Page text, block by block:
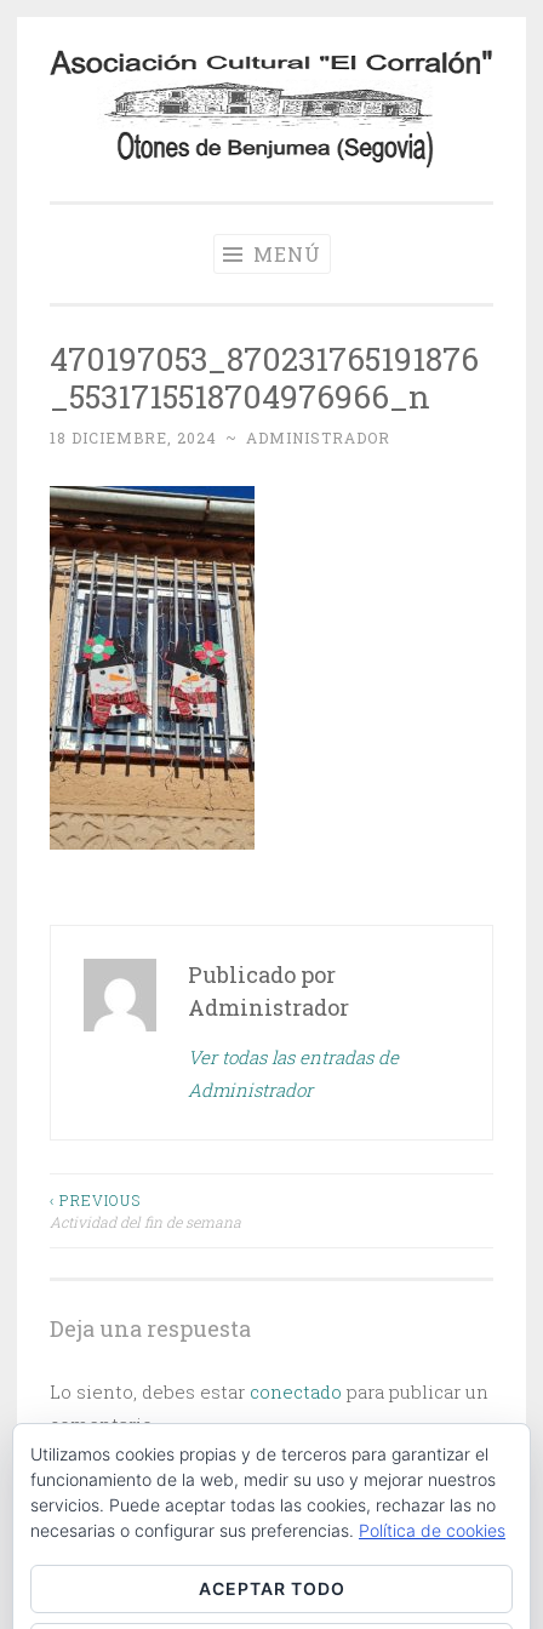
Saltar
contenido
MENÚ
470197053_870231765191876
_5531715518704976966_n
18 DICIEMBRE, 2024 ~ ADMINISTRADOR
Publicado por
Administrador
Ver todas las entradas de
Administrador
Navegación
‹ PREVIOUS
Actividad del fin de semana
Deja una respuesta
Lo siento, debes estar conectado para publicar un
comentario.
Utilizamos cookies propias y de terceros para garantizar el
funcionamiento de la web, medir su uso y mejorar nuestros
servicios. Puede aceptar todas las cookies, rechazar las no
necesarias o configurar sus preferencias. Política de cookies
ACEPTAR TODO